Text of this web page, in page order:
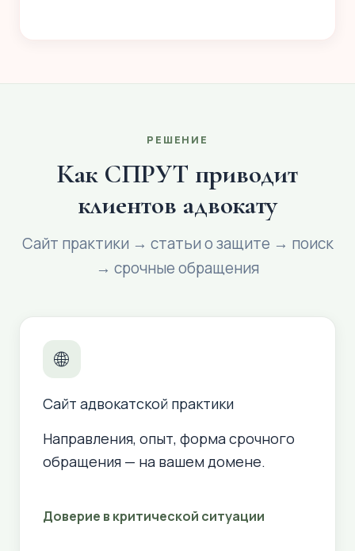
РЕШЕНИЕ
Как СПРУТ приводит
клиентов адвокату
Сайт практики → статьи о защите → поиск
→ срочные обращения
🌐
Сайт адвокатской практики
Направления, опыт, форма срочного
обращения — на вашем домене.
Доверие в критической ситуации